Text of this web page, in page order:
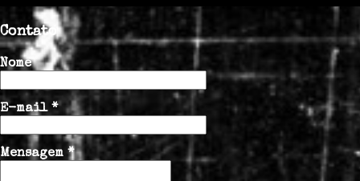
n
t
á
r
i
o
s
Contato
Nome
E-mail *
Mensagem *